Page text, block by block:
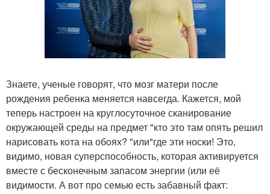
Знаете, ученые говорят, что мозг матери после
рождения ребенка меняется навсегда. Кажется, мой
теперь настроен на круглосуточное сканирование
окружающей среды на предмет "кто это там опять решил
нарисовать кота на обоях? "или"где эти носки! Это,
видимо, новая суперспособность, которая активируется
вместе с бесконечным запасом энергии (или её
видимости. А вот про семью есть забавный факт: